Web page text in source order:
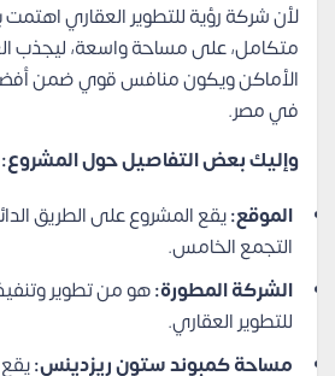
لأن شركة رؤية للتطوير العقاري
متكامل، على مساحة واسعة، ليجذب
الأماكن ويكون منافس قوي ضمن
في مصر.
وإليك بعض التفاصيل حول المشروع:
الموقع:يقع المشروع على الطريق
التجمع الخامس.
الشركة المطورة:هو من تطوير
للتطوير العقاري.
مساحة كمبوند ستون ريزدينس: